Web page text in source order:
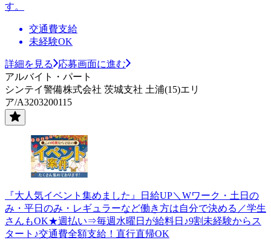
す。
交通費支給
未経験OK
詳細を見る
応募画面に進む
アルバイト・パート
シンテイ警備株式会社 茨城支社 土浦(15)エリ
ア/A3203200115
『大人気イベント集めました』日給UP＼Wワーク・土日の
み・平日のみ・レギュラーなど働き方は自分で決める／学生
さんもOK★週払い⇒毎週水曜日が給料日♪9割未経験からス
タート♪交通費全額支給！直行直帰OK